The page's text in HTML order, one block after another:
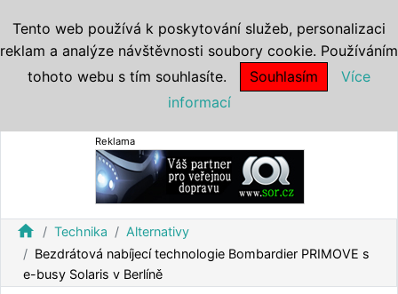
Reklama
home Technika
Alternativy
Bezdrátová nabíjecí technologie Bombardier PRIMOVE s
e-busy Solaris v Berlíně
Tento web používá k poskytování služeb, personalizaci
reklam a analýze návštěvnosti soubory cookie. Používáním
tohoto webu s tím souhlasíte.
Souhlasím
Více
informací